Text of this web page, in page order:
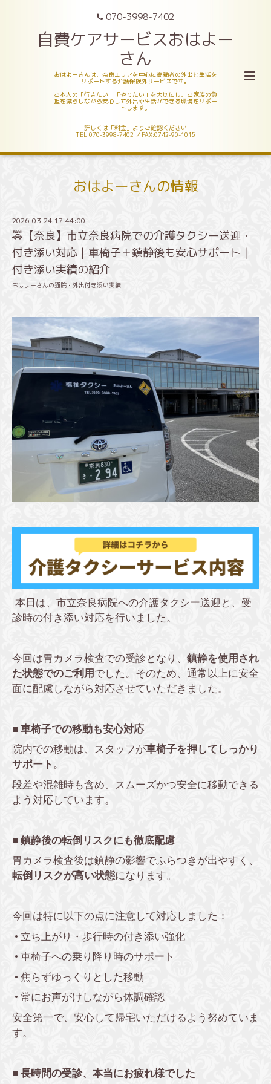
070-3998-7402
自費ケアサービスおはよー
さん
おはよーさんは、奈良エリアを中心に高齢者の外出と生活を
サポートする介護保険外サービスです。
ご本人の「行きたい」「やりたい」を大切にし、ご家族の負
担を減らしながら安心して外出や生活ができる環境をサポー
トします。
詳しくは「料金」よりご確認ください
TEL:070-3998-7402 ／FAX:0742-90-1015
おはよーさんの情報
2026-03-24 17:44:00
🚕【奈良】市立奈良病院での介護タクシー送迎・
付き添い対応｜車椅子＋鎮静後も安心サポート｜
付き添い実績の紹介
おはよーさんの通院・外出付き添い実績
本日は、 市立奈良病院への介護タクシー送迎と、受
診時の付き添い対応を行いました。
今回は胃カメラ検査での受診となり、 鎮静を使用され
た状態でのご利用 でした。そのため、通常以上に安全
面に配慮しながら対応させていただきました。
■ 車椅子での移動も安心対応
院内での移動は、スタッフが車椅子を押してしっかり
サポート 。
段差や混雑時も含め、スムーズかつ安全に移動できる
よう対応しています。
■ 鎮静後の転倒リスクにも徹底配慮
胃カメラ検査後は鎮静の影響でふらつきが出やすく、
転倒リスクが高い状態になります。
今回は特に以下の点に注意して対応しました：
• 立ち上がり・歩行時の付き添い強化
• 車椅子への乗り降り時のサポート
• 焦らずゆっくりとした移動
• 常にお声がけしながら体調確認
安全第一で、安心して帰宅いただけるよう努めていま
す。
■ 長時間の受診、本当にお疲れ様でした